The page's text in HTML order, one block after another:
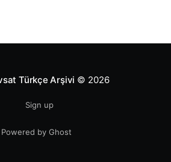
Türkçe Arşivi © 2026
Sign up
Powered by Ghost